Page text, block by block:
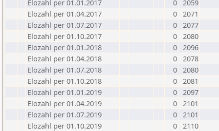
Elozahl per 01.01.2017
0 2059
Elozahl per 01.04.2017
0 2071
Elozahl per 01.07.2017
0 2077
Elozahl per 01.10.2017
0 2080
Elozahl per 01.01.2018
0 2096
Elozahl per 01.04.2018
0 2078
Elozahl per 01.07.2018
0 2080
Elozahl per 01.10.2018
0 2081
Elozahl per 01.01.2019
0 2097
Elozahl per 01.04.2019
0 2101
Elozahl per 01.07.2019
0 2101
Elozahl per 01.10.2019
0 2110